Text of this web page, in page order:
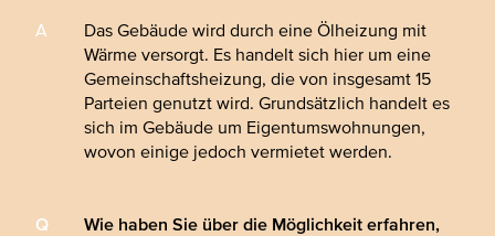
Das Gebäude wird durch eine Ölheizung mit
Wärme versorgt. Es handelt sich hier um eine
Gemeinschaftsheizung, die von insgesamt 15
Parteien genutzt wird. Grundsätzlich handelt es
sich im Gebäude um Eigentumswohnungen,
wovon einige jedoch vermietet werden.
Wie haben Sie über die Möglichkeit erfahren,